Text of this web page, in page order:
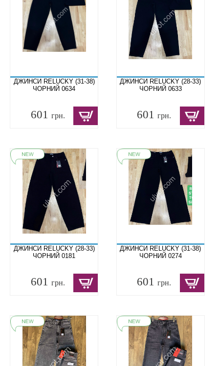
ДЖИНСИ RELUCKY (31-38)
ЧОРНИЙ 0634
601 грн.
ДЖИНСИ RELUCKY (28-33)
ЧОРНИЙ 0633
601грн.
ДЖИНСИ RELUCKY (28-33)
ЧОРНИЙ 0181
601 грн.
ДЖИНСИ RELUCKY (31-38)
ЧОРНИЙ 0274
601грн.